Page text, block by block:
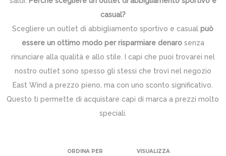
casual?
Scegliere un outlet di abbigliamento sportivo e casualpuò
essere un ottimo modo per risparmiare denaro senza
rinunciare alla qualità e allo stile. I capi che puoi trovarei nel
nostro outlet sono spesso gli stessi che trovi nel negozio
East Wind a prezzo pieno, ma con uno sconto significativo.
Questo ti permette di acquistare capi di marca a prezzi molto
speciali.
ORDINA PER VISUALIZZA